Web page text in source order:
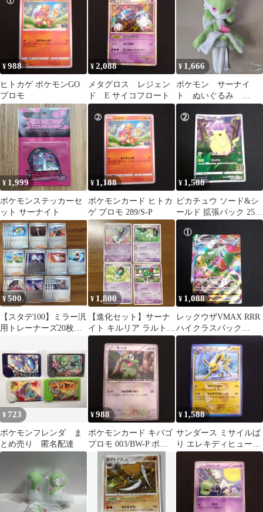
¥988
ヒトカゲ ポケモンGO
プロモ
¥2,088
メタグロス レジェン
ド E サイコフロート
¥ 1,666
ポケモン サーナイ
ト ぬいぐるみ
pokemonfit ポケモン
センター限定
¥ 1,999
ポケモンステッカーセ
ット サーナイト
¥ 1,188
ポケモンカード ヒトカ
ゲ プロモ 289/S-P
¥ 1,588
ピカチュウ ソード&シ
ールド 拡張パック 25th
ANNIVERSARY C…
¥500
【スタデ100】ミラー汎
用トレーナーズ20枚セ
の指令など)
¥ 1,800
【進化セット】サーナ
イト キルリア ラルトス
4枚
¥ 1,088
レックウザVMAX RRR
ハイクラスパック
VMAXクライマックス
¥ 723
ポケモンフレンダ ま
とめ売り 匿名配達
¥988
ポケモンカード キバゴ
プロモ 003/BW-P ポケ
¥ 1,588
サンダース ミサイルば
り エレキディヒューズ
プラズマ団 bw8